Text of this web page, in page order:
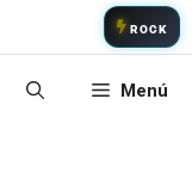
ROCK
Menú